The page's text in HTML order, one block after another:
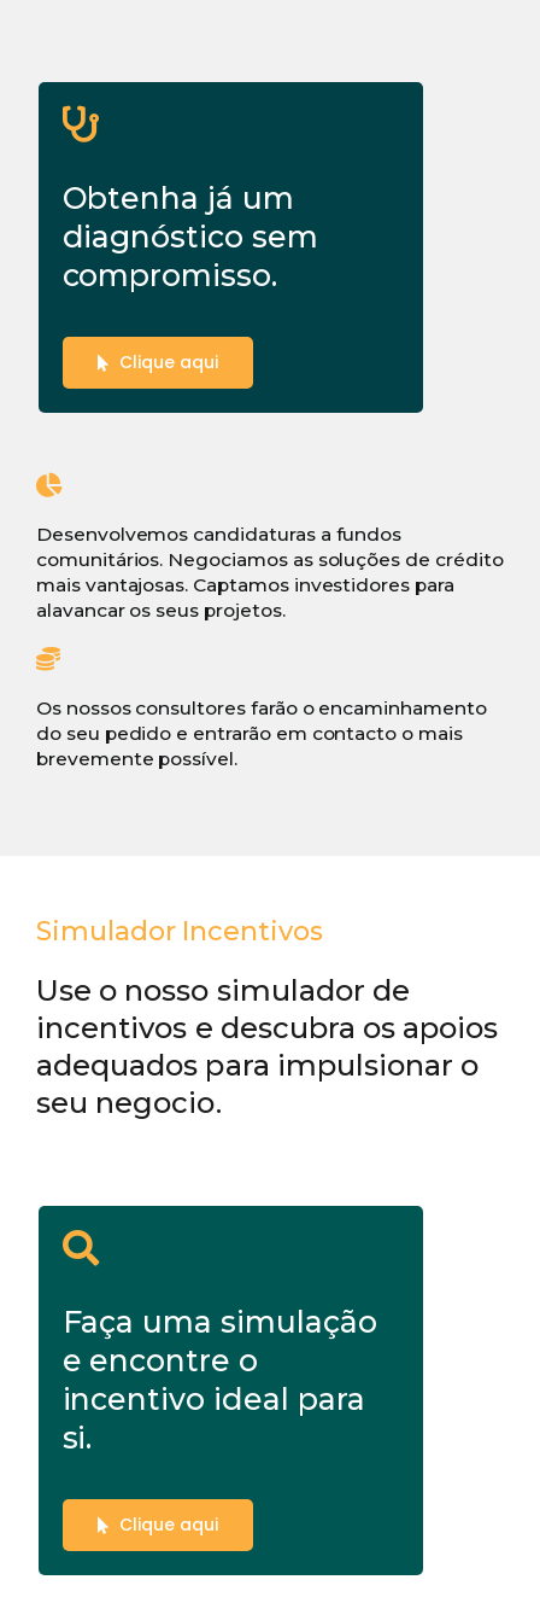
Obtenha já um
diagnóstico sem
compromisso.
Clique aqui
Desenvolvemos candidaturas a fundos
comunitários. Negociamos as soluções de crédito
mais vantajosas. Captamos investidores para
alavancar os seus projetos.
Os nossos consultores farão o encaminhamento
do seu pedido e entrarão em contacto o mais
brevemente possível.
Simulador Incentivos
Use o nosso simulador de
incentivos e descubra os apoios
adequados para impulsionar o
seu negocio.
Faça uma simulação
e encontre o
incentivo ideal para
si.
Clique aqui